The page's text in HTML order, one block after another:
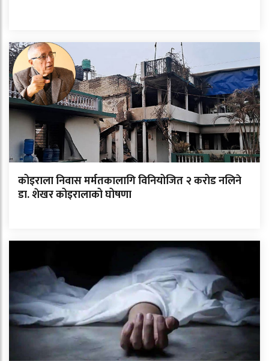
कोइराला निवास मर्मतकालागि विनियोजित २ करोड नलिने
डा. शेखर कोइरालाको घोषणा